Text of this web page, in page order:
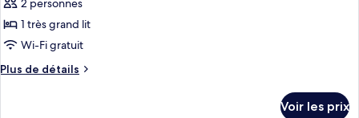
pour
ce
type
chambre :
2 personnes
1 très grand lit
Wi-Fi gratuit
Plus de détails
Plus
Voir les prix